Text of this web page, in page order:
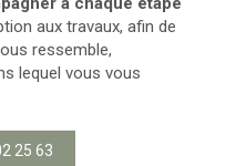
aux travaux, afin de
ressemble,
lequel vous vous
25 63